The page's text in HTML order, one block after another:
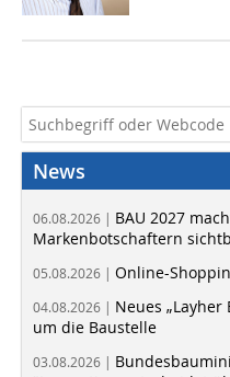
News
06.08.2026 | BAU 2027
Markenbotschaftern
05.08.2026 | Online-
04.08.2026 | Neues
um die Baustelle
03.08.2026 |